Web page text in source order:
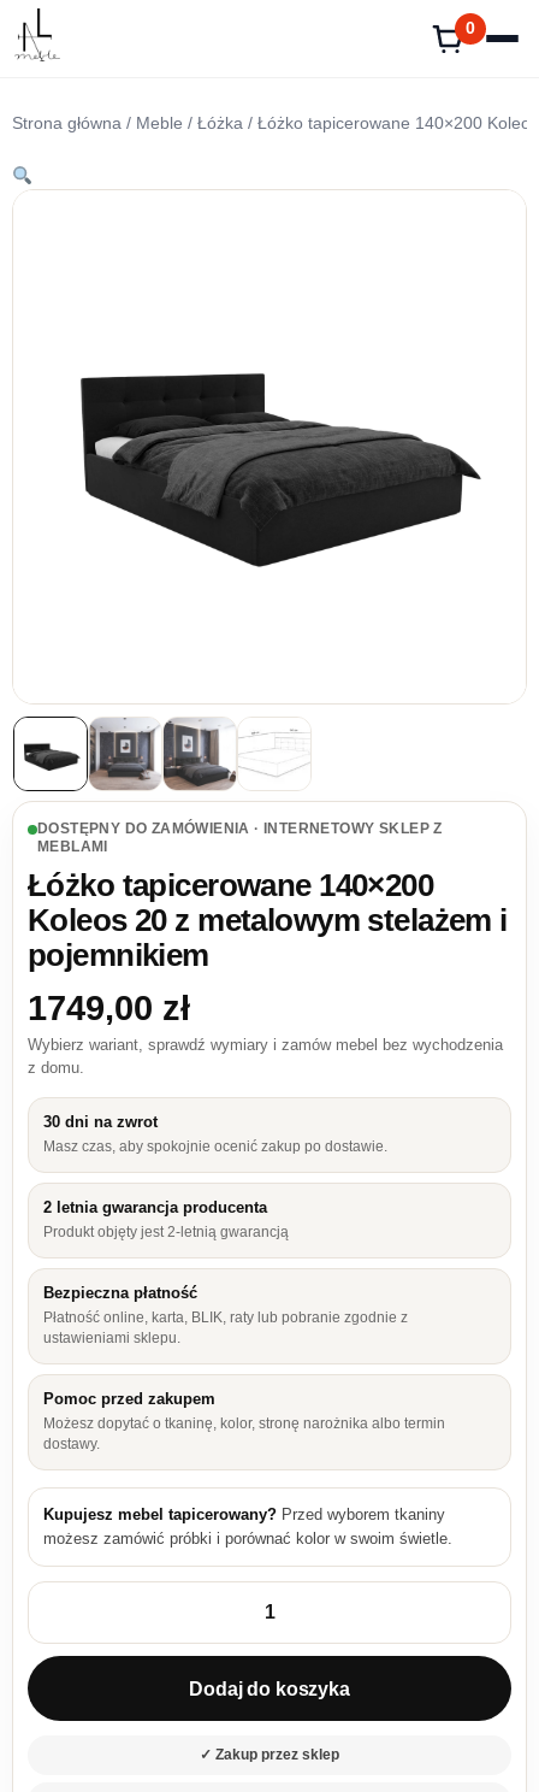
Przejdź
treści
0
Strona główna / Meble / Łóżka / Łóżko tapicerowane 140×200
DOSTĘPNY DO ZAMÓWIENIA · INTERNETOWY SKLEP Z
MEBLAMI
Łóżko tapicerowane 140×200
Koleos 20 z metalowym stelażem i
pojemnikiem
1749,00 zł
Wybierz wariant, sprawdź wymiary i zamów mebel bez wychodzenia
z domu.
30 dni na zwrot
Masz czas, aby spokojnie ocenić zakup po dostawie.
2 letnia gwarancja producenta
Produkt objęty jest 2-letnią gwarancją
Bezpieczna płatność
Płatność online, karta, BLIK, raty lub pobranie zgodnie z
ustawieniami sklepu.
Pomoc przed zakupem
Możesz dopytać o tkaninę, kolor, stronę narożnika albo termin
dostawy.
Kupujesz mebel tapicerowany? Przed wyborem tkaniny
możesz zamówić próbki i porównać kolor w swoim świetle.
ilość Łóżko tapicerowane 140x200 Koleos 20 z metalowym
Dodaj do koszyka
✓ Zakup przez sklep